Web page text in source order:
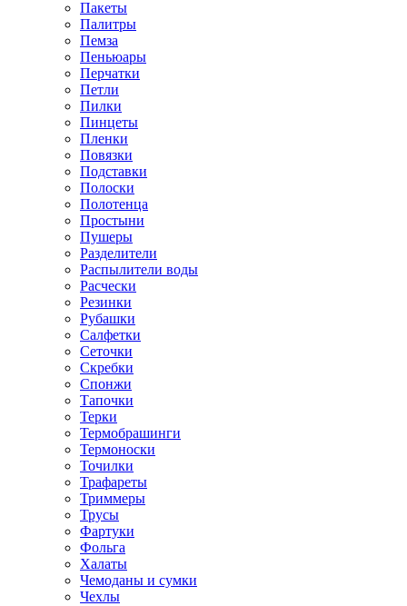
Пакеты
Палитры
Пемза
Пеньюары
Перчатки
Петли
Пилки
Пинцеты
Пленки
Повязки
Подставки
Полоски
Полотенца
Простыни
Пушеры
Разделители
Распылители воды
Расчески
Резинки
Рубашки
Салфетки
Сеточки
Скребки
Спонжи
Тапочки
Терки
Термобрашинги
Термоноски
Точилки
Трафареты
Триммеры
Трусы
Фартуки
Фольга
Халаты
Чемоданы и сумки
Чехлы